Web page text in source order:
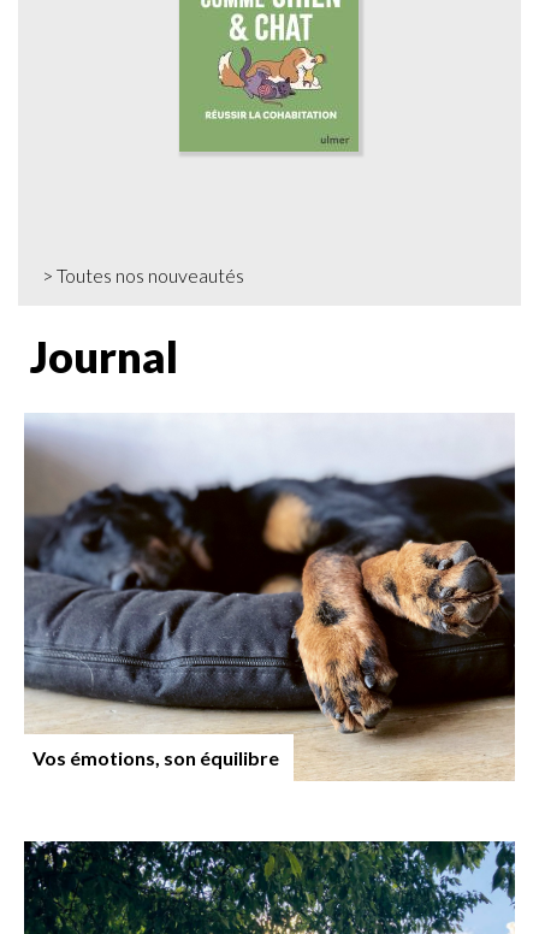
> Toutes nos nouveautés
Journal
Vos émotions, son équilibre